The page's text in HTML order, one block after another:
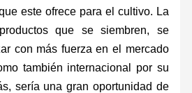
este ofrece para el cultivo. La
que se siembren, se
con más fuerza en el mercado
también internacional por su
sería una gran oportunidad de